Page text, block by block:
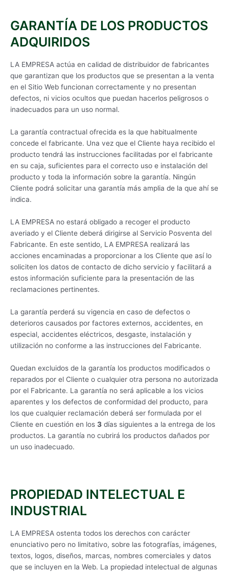
GARANTÍA DE LOS PRODUCTOS
ADQUIRIDOS
LA EMPRESA actúa en calidad de distribuidor de fabricantes
que garantizan que los productos que se presentan a la venta
en el Sitio Web funcionan correctamente y no presentan
defectos, ni vicios ocultos que puedan hacerlos peligrosos o
inadecuados para un uso normal.
La garantía contractual ofrecida es la que habitualmente
concede el fabricante. Una vez que el Cliente haya recibido el
producto tendrá las instrucciones facilitadas por el fabricante
en su caja, suficientes para el correcto uso e instalación del
producto y toda la información sobre la garantía. Ningún
Cliente podrá solicitar una garantía más amplia de la que ahí se
indica.
LA EMPRESA no estará obligado a recoger el producto
averiado y el Cliente deberá dirigirse al Servicio Posventa del
Fabricante. En este sentido, LA EMPRESA realizará las
acciones encaminadas a proporcionar a los Cliente que así lo
soliciten los datos de contacto de dicho servicio y facilitará a
estos información suficiente para la presentación de las
reclamaciones pertinentes.
La garantía perderá su vigencia en caso de defectos o
deterioros causados por factores externos, accidentes, en
especial, accidentes eléctricos, desgaste, instalación y
utilización no conforme a las instrucciones del Fabricante.
Quedan excluidos de la garantía los productos modificados o
reparados por el Cliente o cualquier otra persona no autorizada
por el Fabricante. La garantía no será aplicable a los vicios
aparentes y los defectos de conformidad del producto, para
los que cualquier reclamación deberá ser formulada por el
Cliente en cuestión en los 3 días siguientes a la entrega de los
productos. La garantía no cubrirá los productos dañados por
un uso inadecuado.
PROPIEDAD INTELECTUAL E
INDUSTRIAL
LA EMPRESA ostenta todos los derechos con carácter
enunciativo pero no limitativo, sobre las fotografías, imágenes,
textos, logos, diseños, marcas, nombres comerciales y datos
que se incluyen en la Web. La propiedad intelectual de algunas